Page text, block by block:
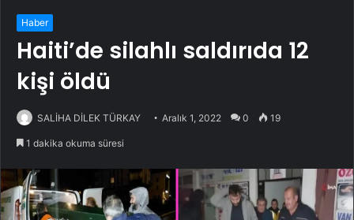
Haber
Haiti’de silahlı saldırıda 12
kişi öldü
SALİHA DİLEK TÜRKAY Aralık 1, 2022 0 19
1 dakika okuma süresi